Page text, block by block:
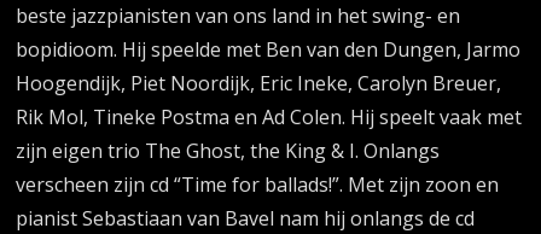
beste jazzpianisten van ons land in het swing- en
bopidioom. Hij speelde met Ben van den Dungen, Jarmo
Hoogendijk, Piet Noordijk, Eric Ineke, Carolyn Breuer,
Rik Mol, Tineke Postma en Ad Colen. Hij speelt vaak met
zijn eigen trio The Ghost, the King & I. Onlangs
verscheen zijn cd “Time for ballads!”. Met zijn zoon en
pianist Sebastiaan van Bavel nam hij onlangs de cd